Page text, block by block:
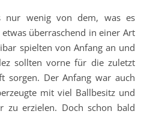
nur wenig von dem, was es
überraschend in einer Art
spielten von Anfang an und
sollten vorne für die zuletzt
sorgen. Der Anfang war auch
mit viel Ballbesitz und
zu erzielen. Doch schon bald